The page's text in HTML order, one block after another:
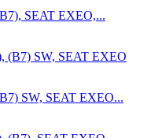
SEAT EXEO,...
SW, SEAT EXEO...